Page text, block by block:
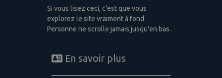
Si vous lisez ceci, c'est que vous
explorez le site vraiment à fond.
Personne ne scrolle jamais jusqu'en bas.
En savoir plus